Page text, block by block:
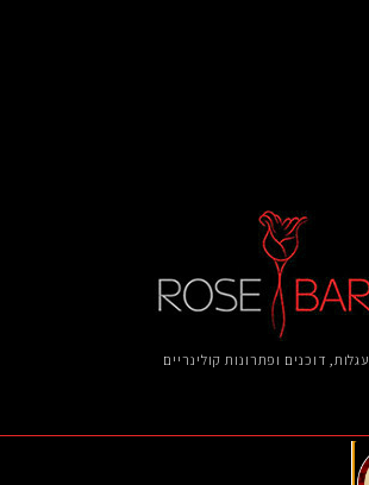
עגלות, דוכנים ​ופתרונות קולינריים